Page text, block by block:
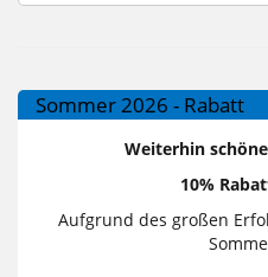
Sommer 2026 - Rabatt
Weiterhin
10%
Aufgrund des großen